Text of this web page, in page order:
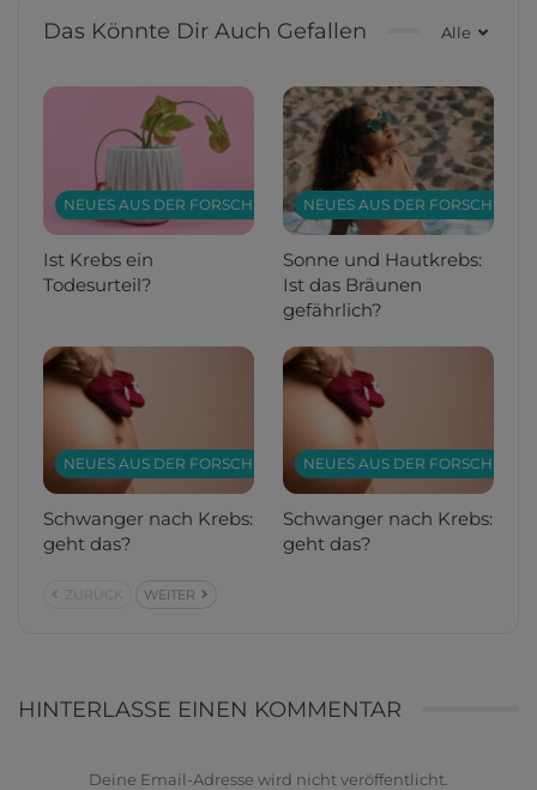
Alle
Das Könnte Dir Auch Gefallen
NEUES AUS DER FORSCHUNG
Ist Krebs ein
Todesurteil?
NEUES AUS DER FORSCHUNG
Sonne und Hautkrebs:
Ist das Bräunen
gefährlich?
NEUES AUS DER FORSCHUNG
Schwanger nach Krebs:
geht das?
NEUES AUS DER FORSCHUNG
Schwanger nach Krebs:
geht das?
WEITER
HINTERLASSE EINEN KOMMENTAR
Deine Email-Adresse wird nicht veröffentlicht.